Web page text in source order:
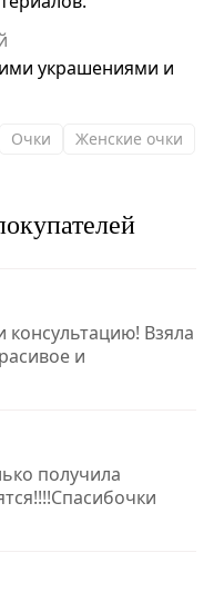
украшениями и
Очки Женские очки
консультацию! Взяла
и
получила